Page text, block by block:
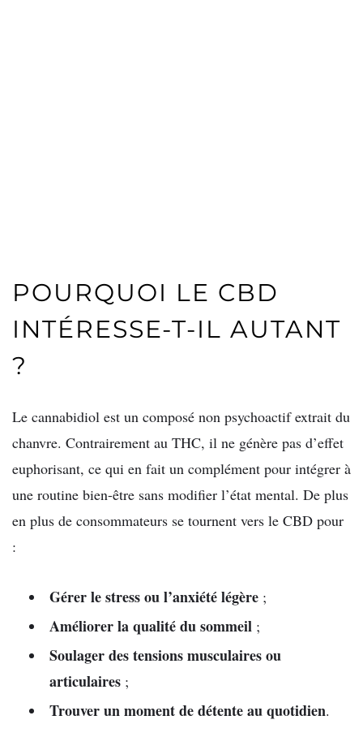
POURQUOI LE CBD
INTÉRESSE-T-IL AUTANT
?
Le cannabidiol est un composé non psychoactif extrait du
chanvre. Contrairement au THC, il ne génère pas d’effet
euphorisant, ce qui en fait un complément pour intégrer à
une routine bien-être sans modifier l’état mental. De plus
en plus de consommateurs se tournent vers le CBD pour
:
Gérer le stress ou l’anxiété légère ;
Améliorer la qualité du sommeil ;
Soulager des tensions musculaires ou
articulaires ;
Trouver un moment de détente au quotidien.